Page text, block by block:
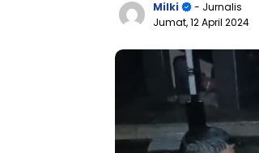
Milki
- Jurnalis
Jumat, 12 April 2024